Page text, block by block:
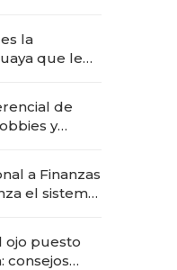
apertura
la
que le
de
y
a Finanzas
el sistema
ojo puesto
consejos